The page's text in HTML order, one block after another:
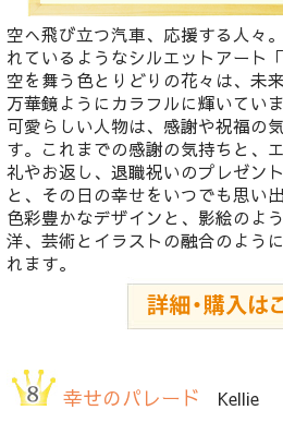
空へ飛び立つ汽車、応援する人々
れているようなシルエットアート
空を舞う色とりどりの花々は、未
万華鏡ようにカラフルに輝いてい
可愛らしい人物は、感謝や祝福の
す。これまでの感謝の気持ちと、
礼やお返し、退職祝いのプレゼン
と、その日の幸せをいつでも思い
色彩豊かなデザインと、影絵のよ
洋、芸術とイラストの融合のよう
れます。
幸せのパレード Kellie